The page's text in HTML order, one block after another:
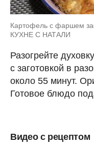
Картофель с фаршем
КУХНЕ С НАТАЛИ
Разогрейте
с заготовкой в
около 55 минут.
Готовое блюдо
Видео с рецептом